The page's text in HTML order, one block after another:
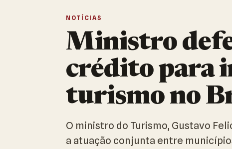
NOTÍCIAS
Ministro
crédito para
turismo no
O ministro do Turismo, Gustavo
a atuação conjunta entre